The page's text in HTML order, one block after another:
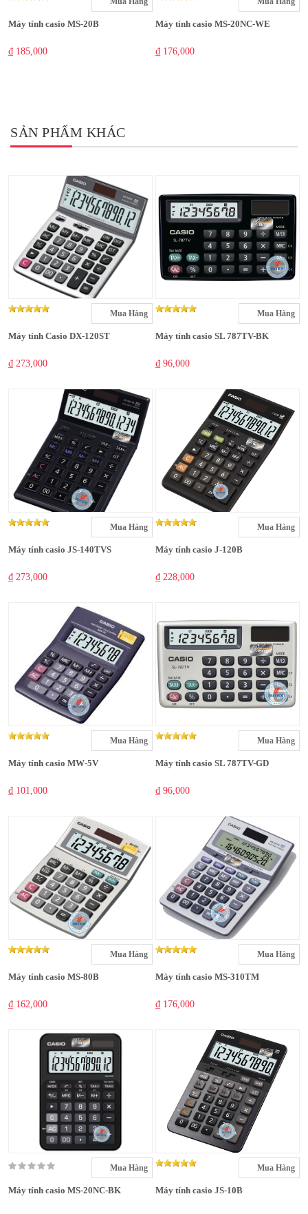
Máy tính casio MS-20B
₫ 185,000
Máy tính casio MS-20NC-WE
₫ 176,000
SẢN PHẨM KHÁC
Mua Hàng
Máy tính Casio DX-120ST
₫ 273,000
Mua Hàng
Máy tính casio SL 787TV-BK
₫ 96,000
Mua Hàng
Máy tính casio JS-140TVS
₫ 273,000
Mua Hàng
Máy tính casio J-120B
₫ 228,000
Mua Hàng
Máy tính casio MW-5V
₫ 101,000
Mua Hàng
Máy tính casio SL 787TV-GD
₫ 96,000
Mua Hàng
Máy tính casio MS-80B
₫ 162,000
Mua Hàng
Mày tính casio MS-310TM
₫ 176,000
Mua Hàng
Máy tính casio MS-20NC-BK
Mua Hàng
Máy tính casio JS-10B